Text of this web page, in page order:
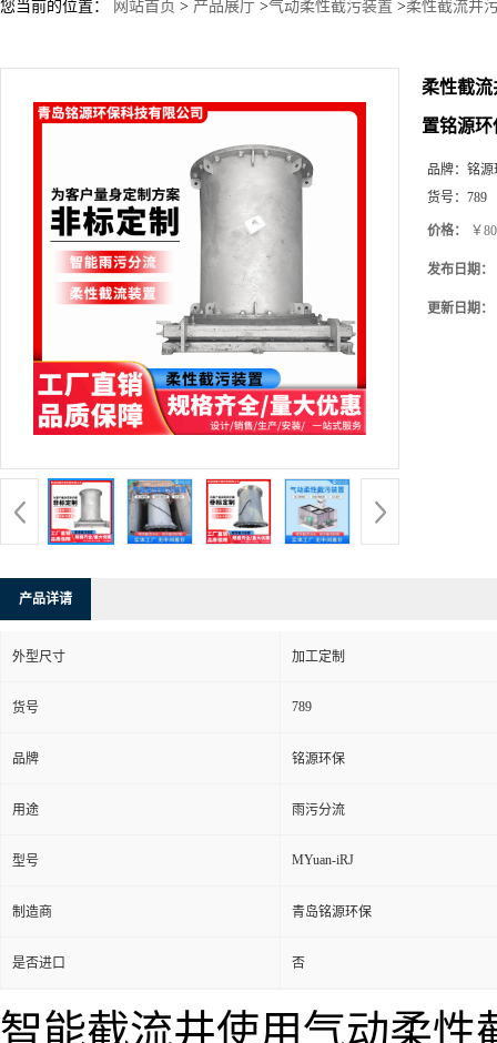
您当前的位置： 网站首页 > 产品展厅 >气动柔性截污装置 >柔性截流井
柔性截
置铭源环
品牌： 铭源
货号： 789
价格： ￥
发布日期：
更新日期：
产品详请
外型尺寸 加工定制
货号 789
品牌 铭源环保
用途 雨污分流
型号 MYuan-iRJ
制造商 青岛铭源环保
是否进口 否
智能截流井使用气动柔性